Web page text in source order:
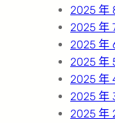
2025 年
2025 年
2025 年
2025 年
2025 年
2025 年
2025 年